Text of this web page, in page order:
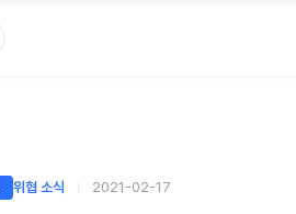
위협 소식 2021-02-17